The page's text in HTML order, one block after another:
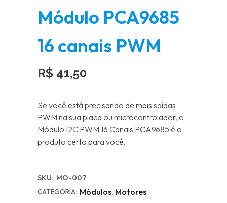
Módulo PCA9685
16 canais PWM
R$ 41,50
Se você está precisando de mais saídas
PWM na sua placa ou microcontrolador, o
Módulo I2C PWM 16 Canais PCA9685 é o
produto certo para você.
SKU: MO-007
CATEGORIA: Módulos, Motores